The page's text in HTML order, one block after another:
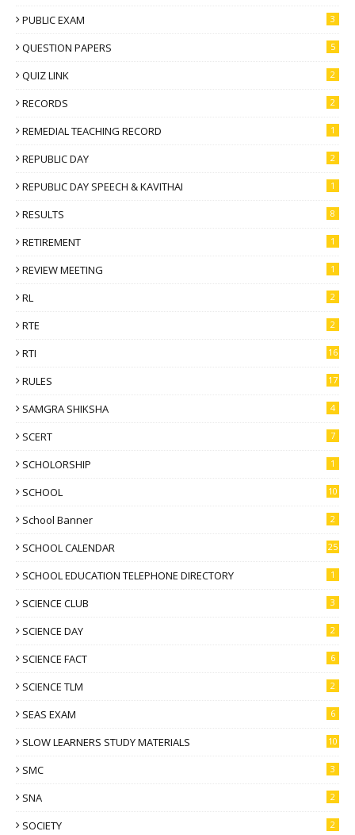
PUBLIC EXAM 3
QUESTION PAPERS 5
QUIZ LINK 2
RECORDS 2
REMEDIAL TEACHING RECORD 1
REPUBLIC DAY 2
REPUBLIC DAY SPEECH & KAVITHAI 1
RESULTS 8
RETIREMENT 1
REVIEW MEETING 1
RL 2
RTE 2
RTI 16
RULES 17
SAMGRA SHIKSHA 4
SCERT 7
SCHOLORSHIP 1
SCHOOL 10
School Banner 2
SCHOOL CALENDAR 25
SCHOOL EDUCATION TELEPHONE DIRECTORY 1
SCIENCE CLUB 3
SCIENCE DAY 2
SCIENCE FACT 6
SCIENCE TLM 2
SEAS EXAM 6
SLOW LEARNERS STUDY MATERIALS 10
SMC 3
SNA 2
SOCIETY 2